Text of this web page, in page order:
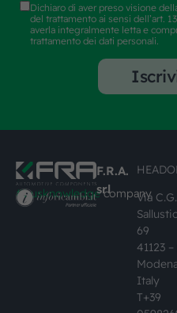
Dichiaro di aver preso visione
del trattamento ai sensi dell’art.
averla integralmente letta e
trattamento dei dati personali.
#busknowledgecompany
F.R.A.
srl
Via C.G.
69
41123 –
Italy
T+39